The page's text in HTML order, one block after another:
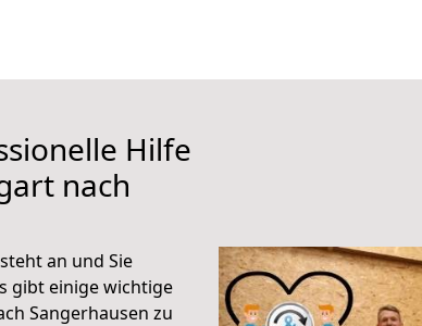
Hilfe
nach
an und Sie
gibt einige wichtige
Sangerhausen zu